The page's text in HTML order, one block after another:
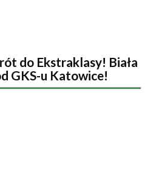
do Ekstraklasy! Biała
GKS-u Katowice!